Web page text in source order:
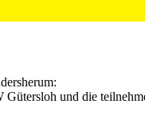
und die